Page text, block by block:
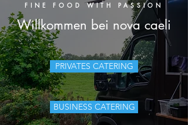
FINE FOOD WITH PASSION
Willkommen bei nova caeli
PRIVATES CATERING
BUSINESS CATERING